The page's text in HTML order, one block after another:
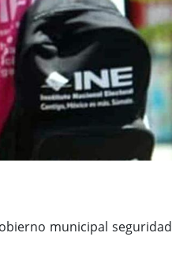
municipal seguridad